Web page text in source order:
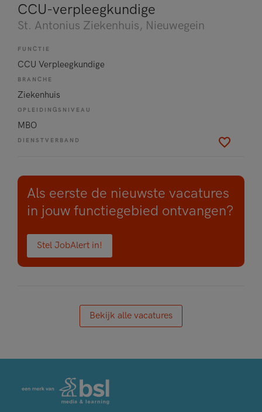
CCU-verpleegkundige
St. Antonius Ziekenhuis, Nieuwegein
FUNCTIE
CCU Verpleegkundige
BRANCHE
Ziekenhuis
OPLEIDINGSNIVEAU
MBO
DIENSTVERBAND
Als eerste de nieuwste vacatures
in jouw functiegebied ontvangen?
Stel JobAlert in!
Bekijk alle vacatures